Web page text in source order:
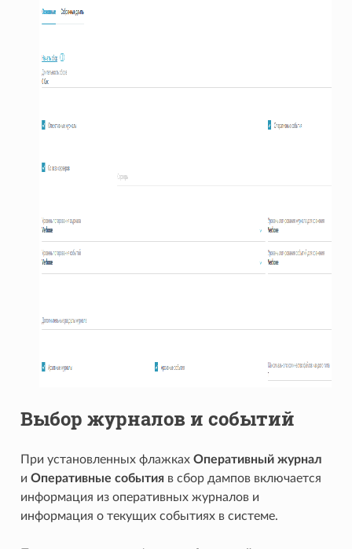
Выбор журналов и событий
При установленных флажках Оперативный журнал
и Оперативные событияв сбор дампов включается
информация из оперативных журналов и
информация о текущих событиях в системе.